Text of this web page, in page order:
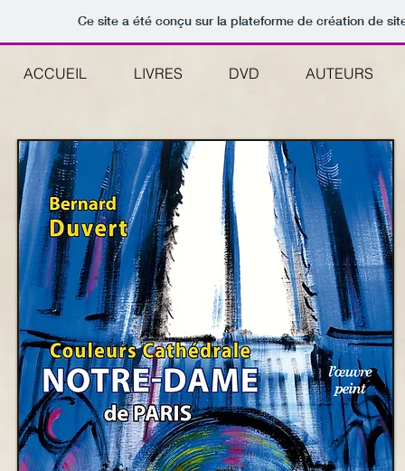
Ce site a été conçu sur la plateforme de création de
ACCUEIL LIVRES DVD AUTEURS